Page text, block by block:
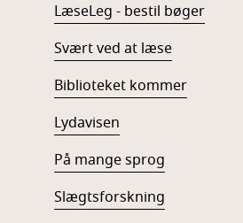
LæseLeg - bestil bøger
Svært ved at læse
Biblioteket kommer
Lydavisen
På mange sprog
Slægtsforskning